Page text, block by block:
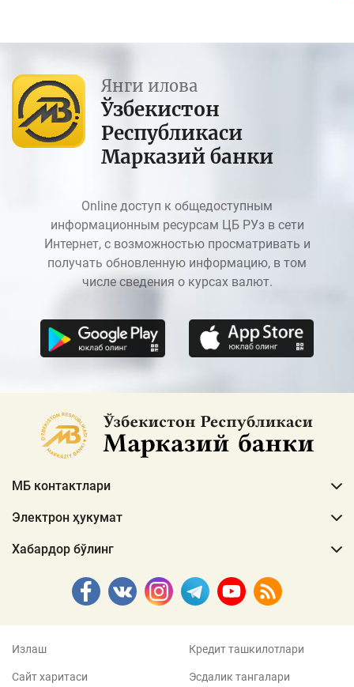
Янги илова
Ўзбекистон
Республикаси
Марказий банки
Online доступ к общедоступным
информационным ресурсам ЦБ РУз в сети
Интернет, с возможностью просматривать и
получать обновленную информацию, в том
числе сведения о курсах валют.
МБ контактлари
Электрон ҳукумат
Хабардор бўлинг
Излаш
Сайт харитаси
Кредит ташкилотлари
Эсдалик тангалари